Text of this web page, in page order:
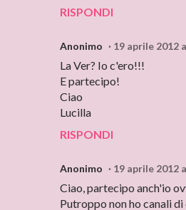
RISPONDI
Anonimo 19 aprile 2012
La Ver? Io c'ero!!!
E partecipo!
Ciao
Lucilla
RISPONDI
Anonimo 19 aprile 2012
Ciao, partecipo anch'io
Putroppo non ho canali